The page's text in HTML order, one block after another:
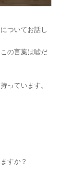
ついてお話し
の言葉は嘘だ
っています。
すか？